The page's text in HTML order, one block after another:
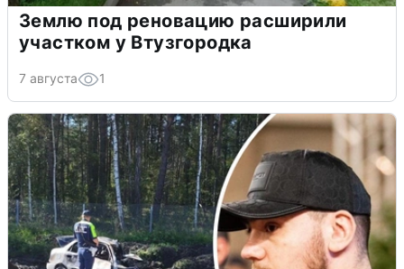
Землю под реновацию расширили
участком у Втузгородка
7 августа 1